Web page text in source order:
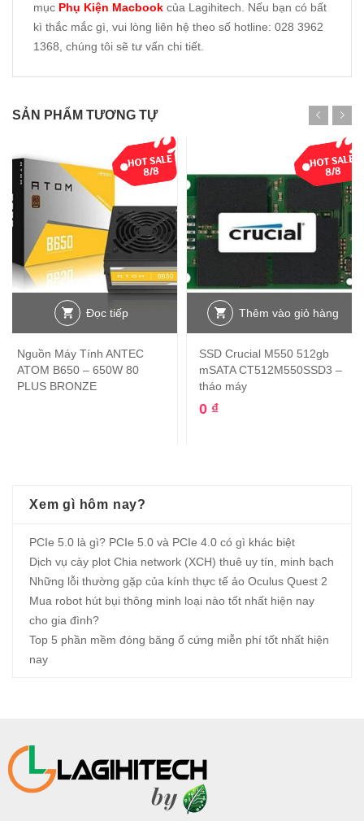
mục Phụ Kiện Macbook của Lagihitech. Nếu bạn có bất
kì thắc mắc gì, vui lòng liên hệ theo số hotline: 028 3962
1368, chúng tôi sẽ tư vấn chi tiết.
SẢN PHẨM TƯƠNG TỰ
Đọc tiếp
Nguồn Máy Tính ANTEC
ATOM B650 – 650W 80
PLUS BRONZE
Thêm vào giỏ hàng
SSD Crucial M550 512gb
mSATA CT512M550SSD3 –
tháo máy
0 ₫
Xem gì hôm nay?
PCIe 5.0 là gì? PCIe 5.0 và PCIe 4.0 có gì khác biệt
Dịch vụ cày plot Chia network (XCH) thuê uy tín, minh bạch
Những lỗi thường gặp của kính thực tế ảo Oculus Quest 2
Mua robot hút bụi thông minh loại nào tốt nhất hiện nay
cho gia đình?
Top 5 phần mềm đóng băng ổ cứng miễn phí tốt nhất hiện
nay